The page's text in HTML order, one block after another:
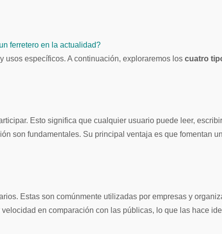
ferretero en la actualidad?
específicos. A continuación, exploraremos los cuatro
Esto significa que cualquier usuario puede leer,
son fundamentales. Su principal ventaja es que fomentan
Estas son comúnmente utilizadas por empresas y
en comparación con las públicas, lo que las hace